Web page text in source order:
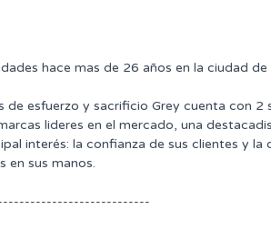
hace mas de 26 años en la ciudad de
de esfuerzo y sacrificio Grey cuenta con 2
lideres en el mercado, una
interés: la confianza de sus clientes y la
en sus manos.